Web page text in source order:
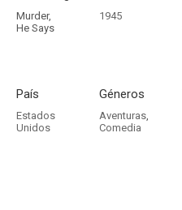
Murder,
He Says
1945
País
Estados
Unidos
Géneros
Aventuras,
Comedia